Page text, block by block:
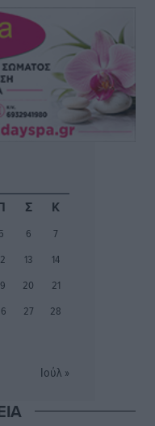
στο γήπεδο,
προόδου η ίδρυση
στο μέλλον
Σ Κ
5 6
7
13
14
20
21
27
28
Ιούλ »